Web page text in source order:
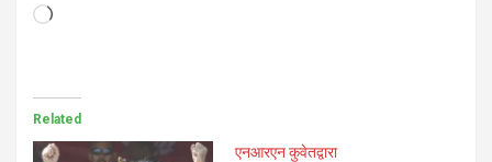
Loading…
Related
एनआरएन कुवेतद्वारा